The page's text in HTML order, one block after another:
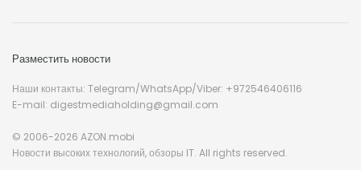
Разместить новости
Наши контакты: Telegram/WhatsApp/Viber: +972546406116
E-mail: digestmediaholding@gmail.com
© 2006-2026 AZON.mobi
Новости высоких технологий, обзоры IT. All rights reserved.